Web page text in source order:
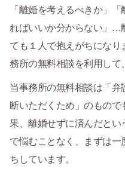
「離婚を考えるべきか」
ればいいか分からない」…
ても１人で抱えがちにな
務所の無料相談を利用して
当事務所の無料相談は「弁
断いただくため」のもの
果、離婚せずに済んだとい
で悩むことなく、まずは
ちしています。